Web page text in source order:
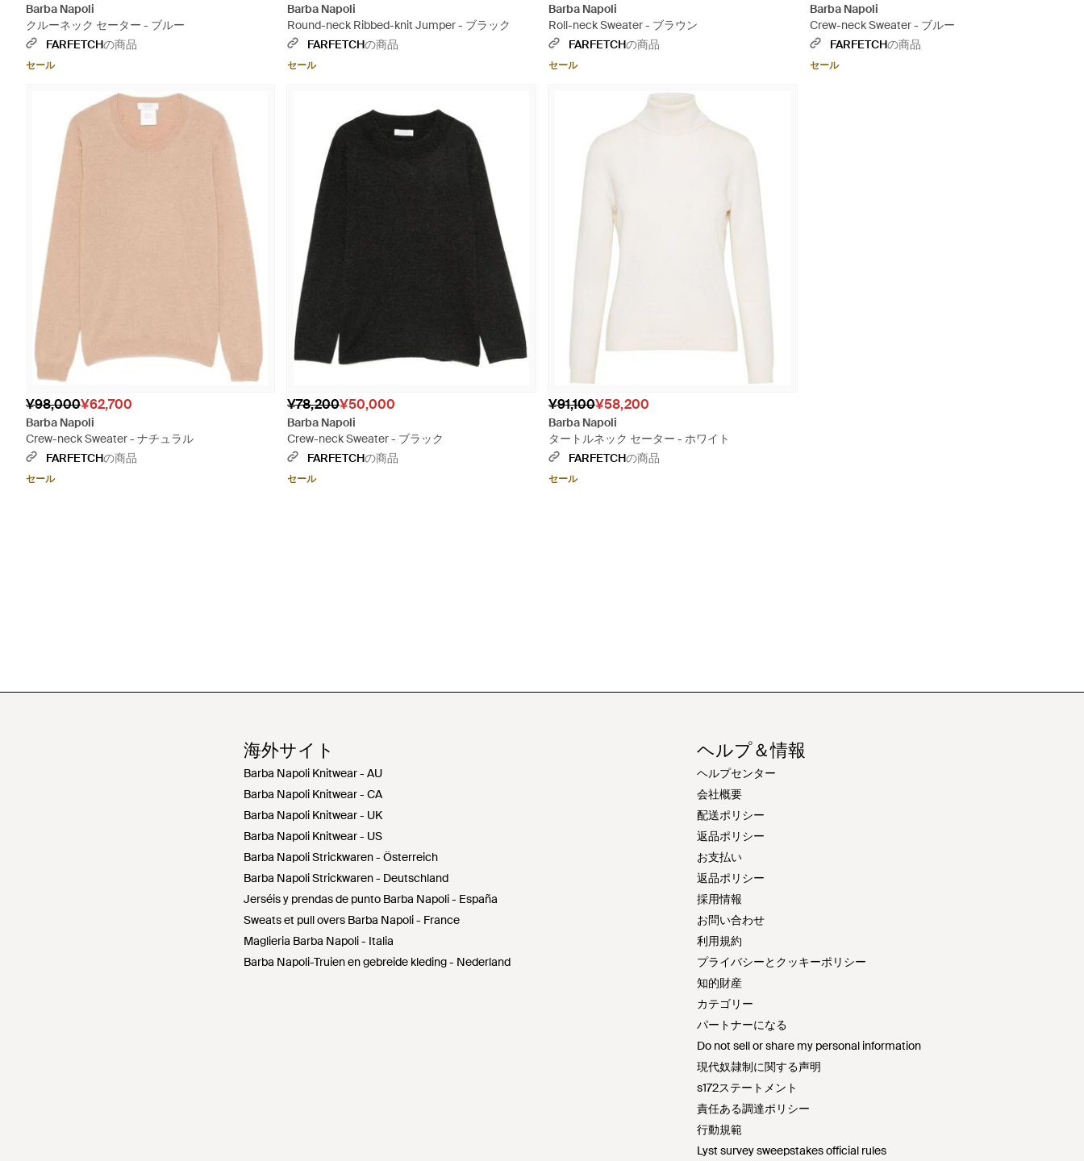
Barba Napoli
クルーネック セーター - ブルー
FARFETCHの商品
セール
Barba Napoli
Round-neck Ribbed-knit Jumper - ブラック
FARFETCHの商品
セール
Barba Napoli
Roll-neck Sweater - ブラウン
FARFETCHの商品
セール
Barba Napoli
Crew-neck Sweater - ブルー
FARFETCHの商品
セール
¥98,000¥62,700
Barba Napoli
Crew-neck Sweater - ナチュラル
FARFETCHの商品
セール
¥78,200¥50,000
Barba Napoli
Crew-neck Sweater - ブラック
FARFETCHの商品
セール
¥91,100¥58,200
Barba Napoli
タートルネック セーター - ホワイト
FARFETCHの商品
セール
海外サイト
Barba Napoli Knitwear - AU
Barba Napoli Knitwear - CA
Barba Napoli Knitwear - UK
Barba Napoli Knitwear - US
Barba Napoli Strickwaren - Österreich
Barba Napoli Strickwaren - Deutschland
Jerséis y prendas de punto Barba Napoli - España
Sweats et pull overs Barba Napoli - France
Maglieria Barba Napoli - Italia
Barba Napoli-Truien en gebreide kleding - Nederland
ヘルプ＆情報
ヘルプセンター
会社概要
配送ポリシー
返品ポリシー
お支払い
返品ポリシー
採用情報
お問い合わせ
利用規約
プライバシーとクッキーポリシー
知的財産
カテゴリー
パートナーになる
Do not sell or share my personal information
現代奴隷制に関する声明
s172ステートメント
責任ある調達ポリシー
行動規範
Lyst survey sweepstakes official rules